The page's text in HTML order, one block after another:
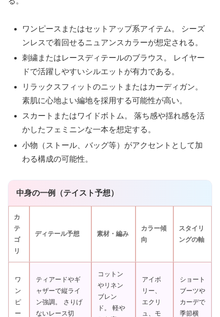
ワンピースまたはセットアップ系アイテム。 シーズ
ンレスで着回せるニュアンスカラーが想定される。
刺繍またはレースディテールのブラウス。 レイヤー
ドで活躍しやすいシルエットが有力である。
リラックスフィットのニットまたはカーディガン。
素肌に心地よい編地を採用する可能性が高い。
スカートまたはワイドボトム。 落ち感や揺れ感を活
かしたフェミニンな一本を想定する。
小物（ストール、バッグ等）がアクセントとして加
わる構成の可能性。
中身の一例（テイスト予想）
カ
テ
ゴ
リ
ディテール予想 素材・編み
カラー傾
向
スタイリ
ングの軸
ワ
ン
ピ
ー
ティアードやギ
ャザーで縦ライ
ン強調。 さりげ
ないレース切
コットン
やリネン
ブレン
ド。 軽や
アイボ
リー、
エクリ
ュ、モ
ショート
ブーツや
カーデで
季節横